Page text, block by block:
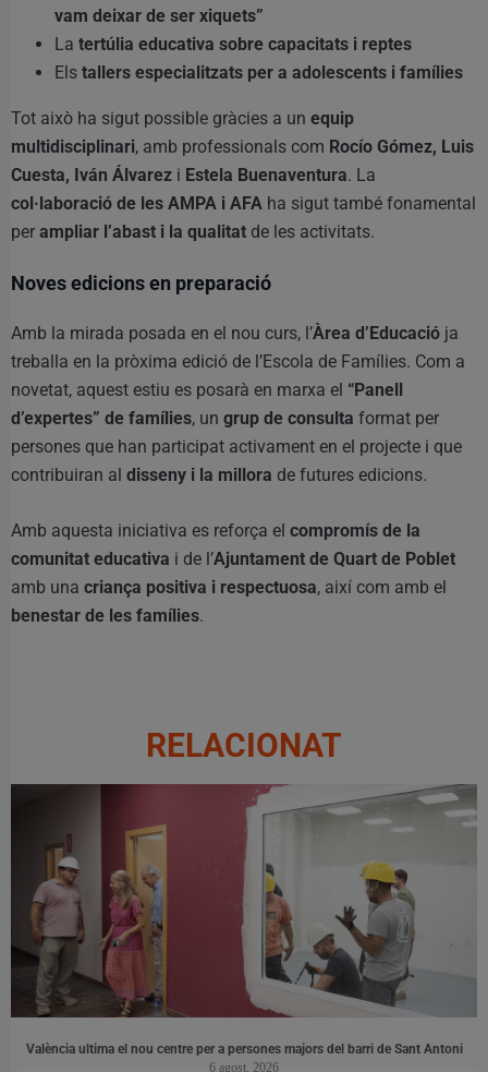
vam deixar de ser xiquets”
La tertúlia educativa sobre capacitats i reptes
Els tallers especialitzats per a adolescents i famílies
Tot això ha sigut possible gràcies a un equip
multidisciplinari, amb professionals com Rocío Gómez, Luis
Cuesta, Iván Álvarez i Estela Buenaventura. La
col·laboració de les AMPA i AFA ha sigut també fonamental
per ampliar l’abast i la qualitat de les activitats.
Noves edicions en preparació
Amb la mirada posada en el nou curs, l’Àrea d’Educació ja
treballa en la pròxima edició de l’Escola de Famílies. Com a
novetat, aquest estiu es posarà en marxa el “Panell
d’expertes” de famílies, un grup de consulta format per
persones que han participat activament en el projecte i que
contribuiran al disseny i la millora de futures edicions.
Amb aquesta iniciativa es reforça el compromís de la
comunitat educativa i de l’Ajuntament de Quart de Poblet
amb una criança positiva i respectuosa, així com amb el
benestar de les famílies.
RELACIONAT
València ultima el nou centre per a persones majors del barri de Sant Antoni
6 agost, 2026